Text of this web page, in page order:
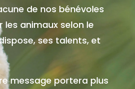
de nos bénévoles
animaux selon le
ses talents, et
message portera plus